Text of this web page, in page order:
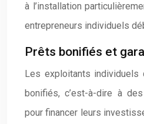
à l’installation
entrepreneurs individuels
Prêts bonifiés et
Les exploitants
bonifiés, c’est-à-dire à
pour financer leurs